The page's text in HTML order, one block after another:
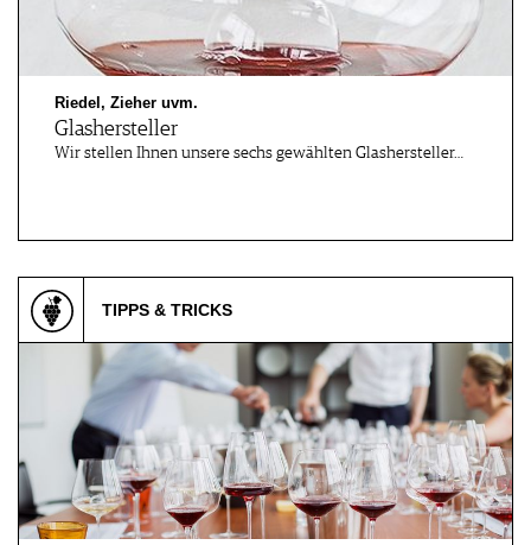
Riedel, Zieher uvm.
Glashersteller
Wir stellen Ihnen unsere sechs gewählten Glashersteller…
TIPPS & TRICKS